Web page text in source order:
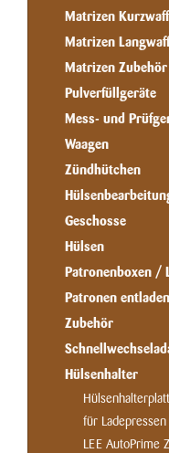
Matrizen
Matrizen
Matrizen Zubehör
Pulverfüllgeräte
Mess- und
Waagen
Zündhütchen
Geschosse
Hülsen
Patronenboxen /
Patronen entladen
Zubehör
Hülsenhalter
für Ladepressen
LEE AutoPrime